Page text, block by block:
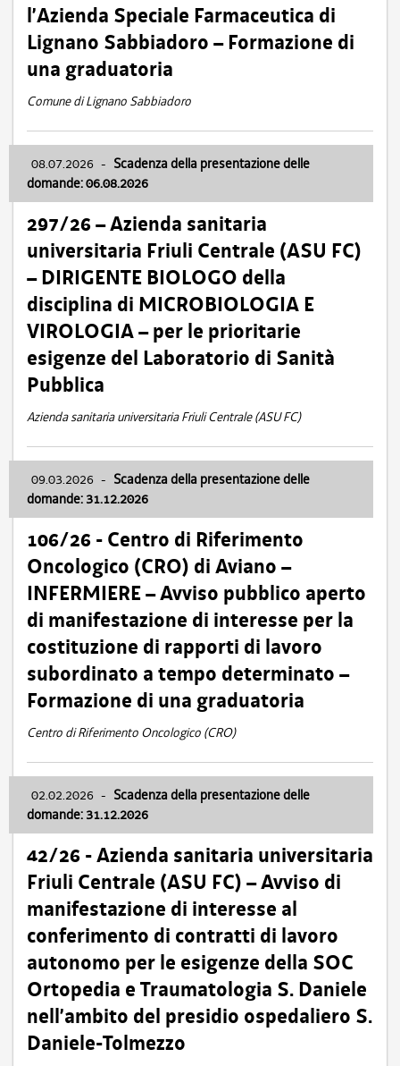
l’Azienda Speciale Farmaceutica di
Lignano Sabbiadoro – Formazione di
una graduatoria
Comune di Lignano Sabbiadoro
08.07.2026 - Scadenza della presentazione delle
domande: 06.08.2026
297/26 – Azienda sanitaria
universitaria Friuli Centrale (ASU FC)
– DIRIGENTE BIOLOGO della
disciplina di MICROBIOLOGIA E
VIROLOGIA – per le prioritarie
esigenze del Laboratorio di Sanità
Pubblica
Azienda sanitaria universitaria Friuli Centrale (ASU FC)
09.03.2026 - Scadenza della presentazione delle
domande: 31.12.2026
106/26 - Centro di Riferimento
Oncologico (CRO) di Aviano –
INFERMIERE – Avviso pubblico aperto
di manifestazione di interesse per la
costituzione di rapporti di lavoro
subordinato a tempo determinato –
Formazione di una graduatoria
Centro di Riferimento Oncologico (CRO)
02.02.2026 - Scadenza della presentazione delle
domande: 31.12.2026
42/26 - Azienda sanitaria universitaria
Friuli Centrale (ASU FC) – Avviso di
manifestazione di interesse al
conferimento di contratti di lavoro
autonomo per le esigenze della SOC
Ortopedia e Traumatologia S. Daniele
nell’ambito del presidio ospedaliero S.
Daniele-Tolmezzo